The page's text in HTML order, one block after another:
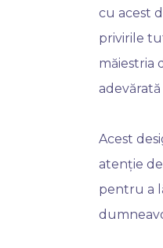
cu acest
privirile
măiestria
Acest
atenție
pentru a